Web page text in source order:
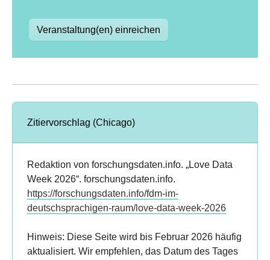
Veranstaltung(en) einreichen
Zitiervorschlag (Chicago)
Redaktion von forschungsdaten.info. „Love Data
Week 2026“. forschungsdaten.info.
https://forschungsdaten.info/fdm-im-
deutschsprachigen-raum/love-data-week-2026
Hinweis: Diese Seite wird bis Februar 2026 häufig
aktualisiert. Wir empfehlen, das Datum des Tages